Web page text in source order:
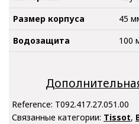
Размер корпуса
45
Водозащита
100
Reference: T092.417.27.051.00
Связанные категории: Tissot,